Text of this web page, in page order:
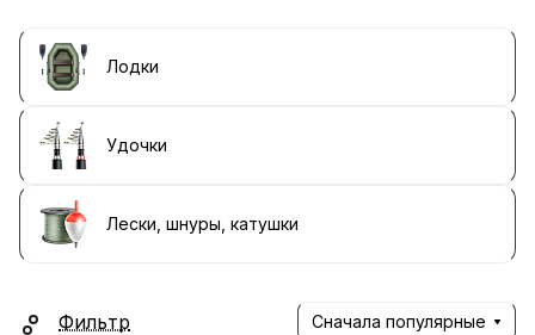
Лодки
Удочки
Лески, шнуры, катушки
Фильтр Сначала популярные